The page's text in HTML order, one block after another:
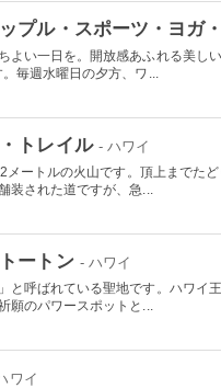
プル・スポーツ・ヨガ
よい一日を。開放感あふれる美し
毎週水曜日の夕方、ワ...
トレイル - ハワイ
ートルの火山です。頂上までた
装された道ですが、急...
ートン - ハワイ
と呼ばれている聖地です。ハワイ
願のパワースポットと...
ワイ